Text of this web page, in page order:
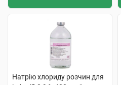
Натрію хлориду розчин для